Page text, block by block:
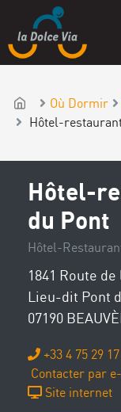
Où Dormir
Hôtel-
Hôtel-
du Pont
Hôtel-
1841 Route
Lieu-dit Pont
07190
+33 4 75 29
Contacter par
Site internet